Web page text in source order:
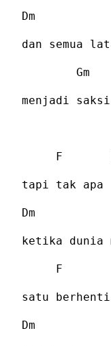
Dm
dan semua
Gm
menjadi
F
tapi tak apa
Dm
ketika dunia
F
satu berhenti
Dm